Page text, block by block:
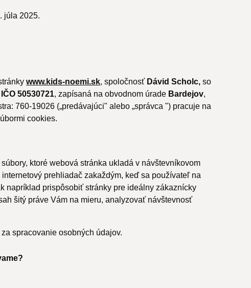
júla 2025.
www.kids-noemi.sk, spoločnosť Dávid Scholc, so
IČO 50530721, zapísaná na obvodnom úrade Bardejov,
760-19026 („predávajúci" alebo „správca ") pracuje na
cookies.
ktoré webová stránka ukladá v návštevníkovom
prehliadač zakaždým, keď sa používateľ na
napríklad prispôsobiť stránky pre ideálny zákaznícky
šitý práve Vám na mieru, analyzovať návštevnosť
spracovanie osobných údajov.